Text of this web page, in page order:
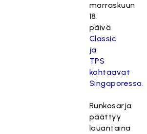
marraskuun
18.
päivä
Classic
ja
TPS
kohtaavat
Singaporessa.
Runkosarja
päättyy
lauantaina